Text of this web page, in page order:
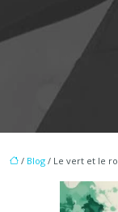
/ Blog / Le vert et le